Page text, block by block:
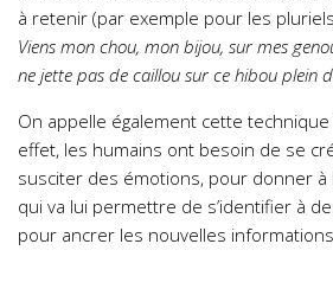
à retenir (par exemple pour les
Viens mon chou, mon bijou, sur mes
ne jette pas de caillou sur ce hibou plein
On appelle également cette technique
effet, les humains ont besoin de se
susciter des émotions, pour donner à
qui va lui permettre de s’identifier à
pour ancrer les nouvelles